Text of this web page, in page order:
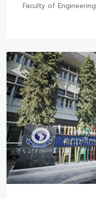
Faculty of Engineering